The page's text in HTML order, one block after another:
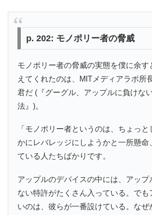
p. 202: モノポリー者の脅威
モノポリー者の脅威の実態を僕に余す
えてくれたのは、MITメディアラボ所
君だ (『グーグル、アップルに負けな
法』)。
「モノポリー者というのは、ちょっ
かにレバレッジにしようかと一所懸命
ている人たちばかりです。
アップルのデバイスの中には、アップ
ない特許がたくさん入っている。でも
いのは、彼らが一番設けている。なぜ